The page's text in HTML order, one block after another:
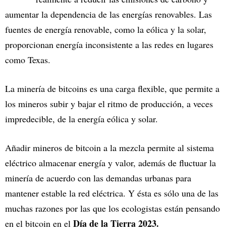
aumentar la dependencia de las energías renovables. Las
fuentes de energía renovable, como la eólica y la solar,
proporcionan energía inconsistente a las redes en lugares
como Texas.
La minería de bitcoins es una carga flexible, que permite a
los mineros subir y bajar el ritmo de producción, a veces
impredecible, de la energía eólica y solar.
Añadir mineros de bitcoin a la mezcla permite al sistema
eléctrico almacenar energía y valor, además de fluctuar la
minería de acuerdo con las demandas urbanas para
mantener estable la red eléctrica. Y ésta es sólo una de las
muchas razones por las que los ecologistas están pensando
en el bitcoin en el Día de la Tierra 2023.